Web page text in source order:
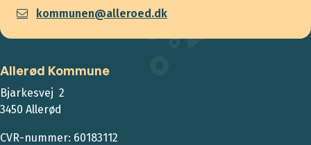
kommunen@alleroed.dk
Allerød Kommune
Bjarkesvej 2
3450 Allerød
CVR-nummer: 60183112